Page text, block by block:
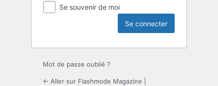
Se souvenir de moi
Mot de passe oublié ?
← Aller sur Flashmode Magazine |